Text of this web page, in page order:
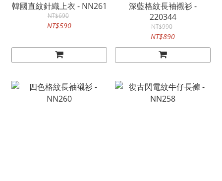
韓國直紋針織上衣 - NN261
NT$690
NT$590
深藍格紋長袖襯衫 -
220344
NT$990
NT$890